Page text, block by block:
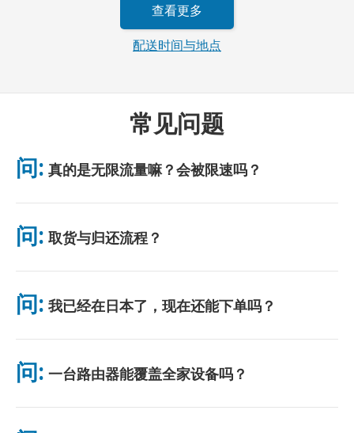
查看更多
配送时间与地点
常见问题
问: 真的是无限流量嘛？会被限速吗？
是的，真正无限。我们不采用公平使用政策（FUP）或任何限速措
能影响网速。）若出现基于政策的限速，我们将补偿租金。
问: 取货与归还流程？
可在主要机场取货，或选择酒店/住址配送（入住前送达）。包裹
无需排队。
问: 我已经在日本了，现在还能下单吗？
可以。机场可当天取货。酒店配送一般次日送达。若不确定，请联
问: 一台路由器能覆盖全家设备吗？
可以。最多可连接 10 台设备（手机、平板、电脑）。电池续航最